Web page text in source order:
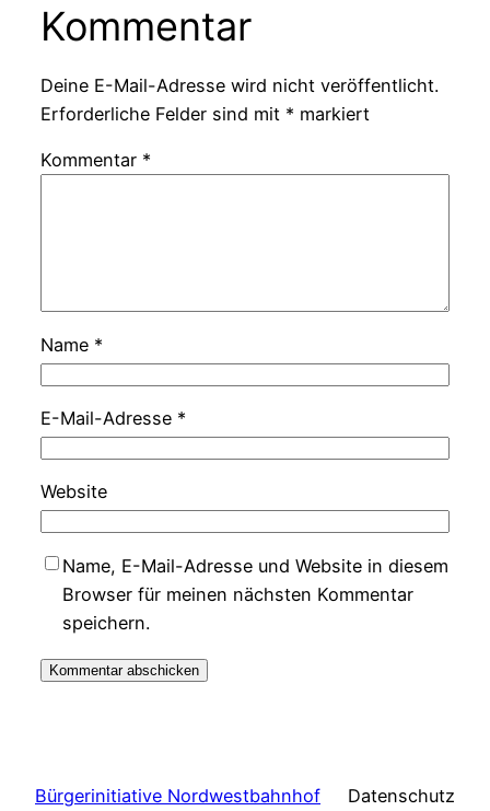
Kommentar
Deine E-Mail-Adresse wird nicht veröffentlicht.
Erforderliche Felder sind mit * markiert
Kommentar *
Name *
E-Mail-Adresse *
Website
Name, E-Mail-Adresse und Website in diesem
Browser für meinen nächsten Kommentar
speichern.
Bürgerinitiative Nordwestbahnhof Datenschutz